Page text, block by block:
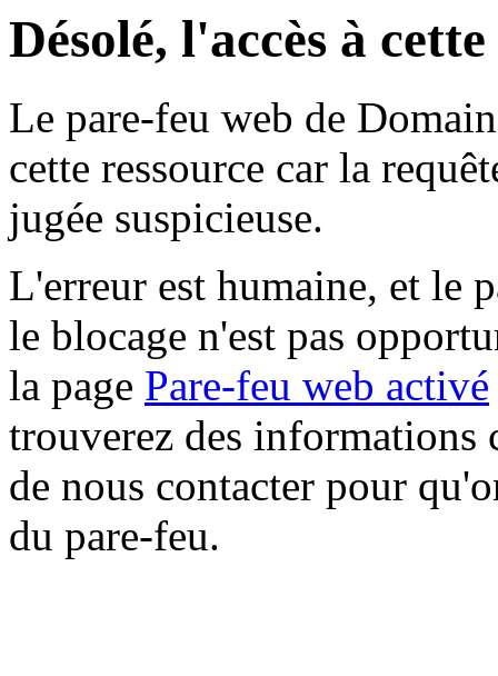
Désolé, l'accès à
Le pare-feu web de
cette ressource car la
jugée suspicieuse.
L'erreur est humaine, et le
le blocage n'est pas
la page Pare-feu web activé
trouverez des informations
de nous contacter pour
du pare-feu.